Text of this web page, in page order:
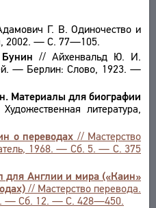
Г. В. Одиночество и
2002. — С. 77—105.
// Айхенвальд Ю. И.
— Берлин: Слово, 1923. —
Материалы для биографии
литература,
о переводах // Мастерство
1968. — Сб. 5. — С. 375
для Англии и мира («Каин»
// Мастерство перевода.
— Сб. 12. — С. 428—450.